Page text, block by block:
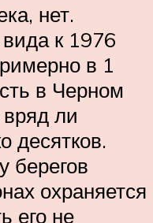
нет.
к 1976
в 1
в Черном
ли
десятков.
берегов
охраняется
его не